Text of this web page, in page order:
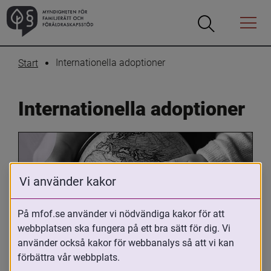
Öppna
Öppna
Menyn
Start Internationella adoptioner
Internationella adoptioner
Oavsett om du är adopterad,
adoptivförälder eller arbetar med
Vi använder kakor
På mfof.se använder vi nödvändiga kakor för att
webbplatsen ska fungera på ett bra sätt för dig. Vi
använder också kakor för webbanalys så att vi kan
förbättra vår webbplats.